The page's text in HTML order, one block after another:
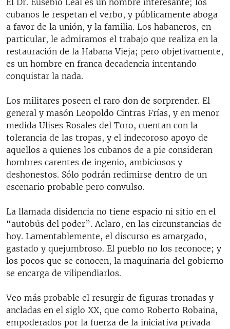
El Dr. Eusebio Leal es un hombre interesante; los
cubanos le respetan el verbo, y públicamente aboga
a favor de la unión, y la familia. Los habaneros, en
particular, le admiramos el trabajo que realiza en la
restauración de la Habana Vieja; pero objetivamente,
es un hombre en franca decadencia intentando
conquistar la nada.
Los militares poseen el raro don de sorprender. El
general y masón Leopoldo Cintras Frías, y en menor
medida Ulises Rosales del Toro, cuentan con la
tolerancia de las tropas, y el indecoroso apoyo de
aquellos a quienes los cubanos de a pie consideran
hombres carentes de ingenio, ambiciosos y
deshonestos. Sólo podrán redimirse dentro de un
escenario probable pero convulso.
La llamada disidencia no tiene espacio ni sitio en el
“autobús del poder”. Aclaro, en las circunstancias de
hoy. Lamentablemente, el discurso es amargado,
gastado y quejumbroso. El pueblo no los reconoce; y
los pocos que se conocen, la maquinaria del gobierno
se encarga de vilipendiarlos.
Veo más probable el resurgir de figuras tronadas y
ancladas en el siglo XX, que como Roberto Robaina,
empoderados por la fuerza de la iniciativa privada